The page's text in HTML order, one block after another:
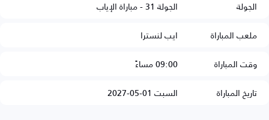
الجولة
الجولة 31 - مباراة الإياب
ملعب المباراة
ايب لنسترا
وقت المباراة
09:00 مساءً
تاريخ المباراة
السبت 01-05-2027